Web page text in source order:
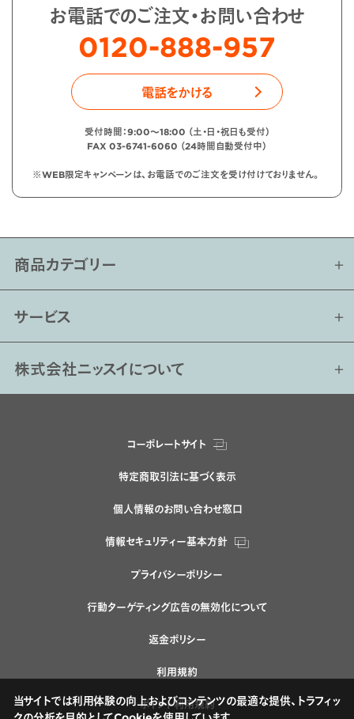
お電話でのご注文・お問い合わせ
0120-888-957
電話をかける
受付時間：9:00〜18:00 （土・日・祝日も受付）
FAX 03-6741-6060 （24時間自動受付中）
※WEB限定キャンペーンは、お電話でのご注文を受け付けておりません。
商品カテゴリー
サービス
株式会社ニッスイについて
コーポレートサイト
特定商取引法に基づく表示
個人情報のお問い合わせ窓口
情報セキュリティー基本方針
プライバシーポリシー
行動ターゲティング広告の無効化について
返金ポリシー
利用規約
ポイント利用規約
当サイトでは利用体験の向上およびコンテンツの最適な提供、トラフィッ